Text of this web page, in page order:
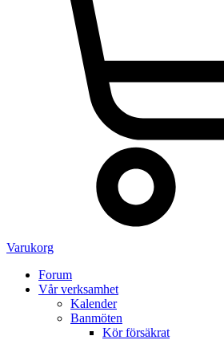
Varukorg
Forum
Vår verksamhet
Kalender
Banmöten
Kör försäkrat